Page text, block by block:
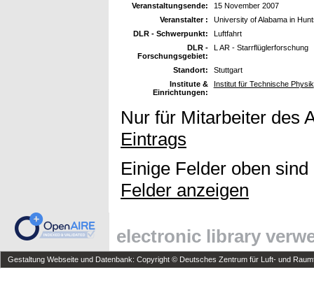
Veranstaltungsende:
15 November 2007
Veranstalter :
University of Alabama in
DLR - Schwerpunkt:
Luftfahrt
DLR -
Forschungsgebiet:
L AR - Starrflüglerforschung
Standort:
Stuttgart
Institute &
Einrichtungen:
Institut für Technische Physik
Nur für Mitarbeiter des
Eintrags
Einige Felder oben
Felder anzeigen
electronic library
Gestaltung Webseite und Datenbank: Copyright © Deutsches Zentrum für Luft- und